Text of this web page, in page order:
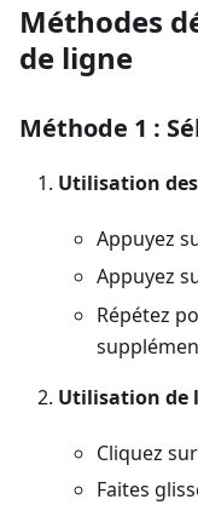
Méthodes
de ligne
Méthode 1 :
Utilisation
Appuyez
Appuyez
Répétez
Utilisation de
Cliquez
Faites